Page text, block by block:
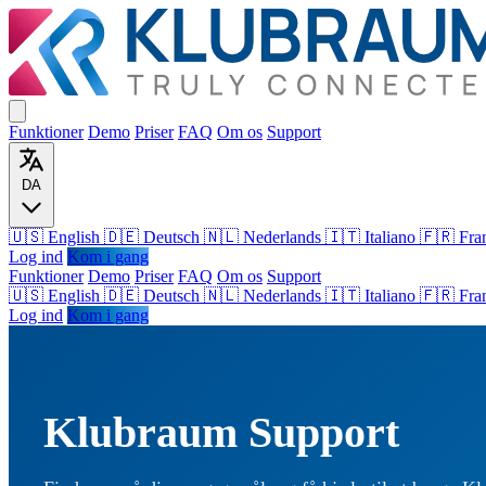
Funktioner Demo Priser FAQ Om os Support
DA
🇺🇸 English 🇩🇪 Deutsch 🇳🇱 Nederlands 🇮🇹 Italiano 🇫🇷
Log ind Kom i gang
Funktioner Demo Priser FAQ Om os Support
🇺🇸 English 🇩🇪 Deutsch 🇳🇱 Nederlands 🇮🇹 Italiano 🇫🇷
Log ind Kom i gang
Klubraum Support